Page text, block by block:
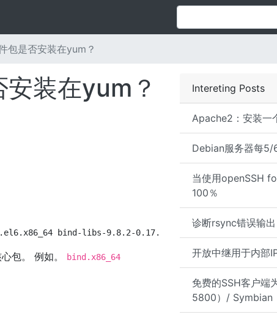
包是否安装在yum？
Intereting Posts
Apache2：安装一
Debian服务器每5/
当使用openSSH
100％
诊断rsync错误输出
开放中继用于内部
免费的SSH客户端
5800）/ Symbian
装在yum？
bind-libs-9.8.2-0.17.rc1.el6_4.5.x86_64
包。 例如。
bind.x86_64